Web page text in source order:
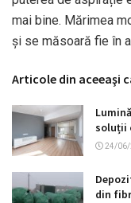
mai bine. Mărimea
și se măsoară fie în
Articole din aceeaşi
soluții
24/06/
din